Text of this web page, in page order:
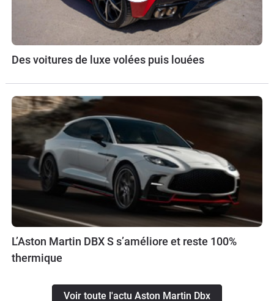
Des voitures de luxe volées puis louées
L’Aston Martin DBX S s’améliore et reste 100%
thermique
Voir toute l'actu Aston Martin Dbx